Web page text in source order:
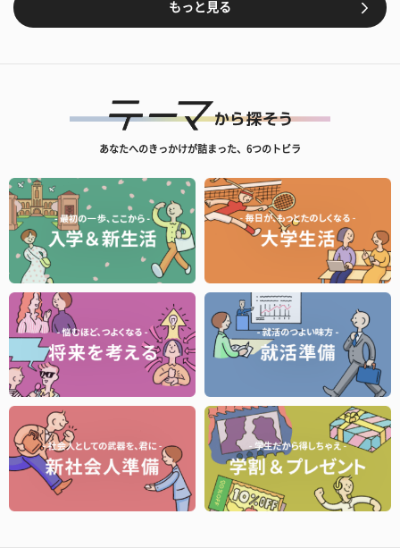
もっと見る
あなたへのきっかけが詰まった、6つのトビラ